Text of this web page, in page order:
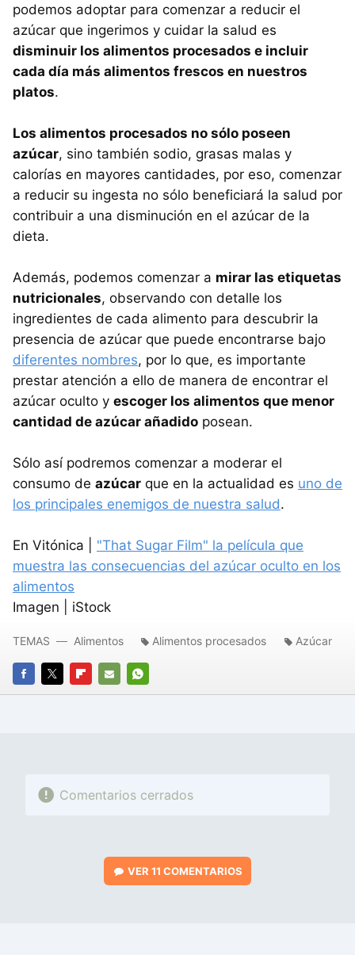
podemos adoptar para comenzar a reducir el
azúcar que ingerimos y cuidar la salud es
disminuir los alimentos procesados e incluir
cada día más alimentos frescos en nuestros
platos.
Los alimentos procesados no sólo poseen
azúcar, sino también sodio, grasas malas y
calorías en mayores cantidades, por eso, comenzar
a reducir su ingesta no sólo beneficiará la salud por
contribuir a una disminución en el azúcar de la
dieta.
Además, podemos comenzar a mirar las etiquetas
nutricionales, observando con detalle los
ingredientes de cada alimento para descubrir la
presencia de azúcar que puede encontrarse bajo
diferentes nombres, por lo que, es importante
prestar atención a ello de manera de encontrar el
azúcar oculto y escoger los alimentos que menor
cantidad de azúcar añadido posean.
Sólo así podremos comenzar a moderar el
consumo de azúcar que en la actualidad es uno de
los principales enemigos de nuestra salud.
En Vitónica | "That Sugar Film" la película que
muestra las consecuencias del azúcar oculto en los
alimentos
Imagen | iStock
FACEBOOK
TWITTERFLIPBOARD
E-
WHATSAPP
TEMAS Alimentos Alimentos procesados Azúcar
Comentarios cerrados
VER11 COMENTARIOS